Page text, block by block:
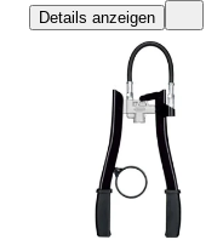
Details anzeigen